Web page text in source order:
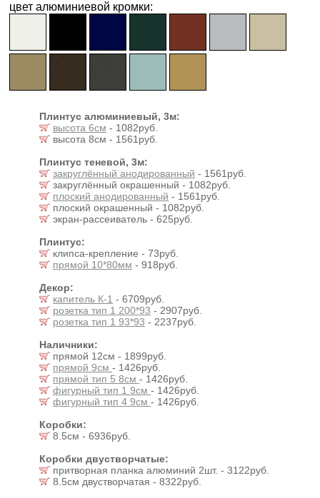
цвет алюминиевой кромки:
Плинтус алюминиевый, 3м:
высота 6см - 1082руб.
высота 8см - 1561руб.
Плинтус теневой, 3м:
закруглённый анодированный - 1561руб.
закруглённый окрашенный - 1082руб.
плоский анодированный - 1561руб.
плоский окрашенный - 1082руб.
экран-рассеиватель - 625руб.
Плинтус:
клипса-крепление - 73руб.
прямой 10*80мм - 918руб.
Декор:
капитель К-1 - 6709руб.
розетка тип 1 200*93 - 2907руб.
розетка тип 1 93*93 - 2237руб.
Наличники:
прямой 12см - 1899руб.
прямой 9см - 1426руб.
прямой тип 5 8см - 1426руб.
фигурный тип 1 9см - 1426руб.
фигурный тип 4 9см - 1426руб.
Коробки:
8.5см - 6936руб.
Коробки двустворчатые:
притворная планка алюминий 2шт. - 3122руб.
8.5см двустворчатая - 8322руб.